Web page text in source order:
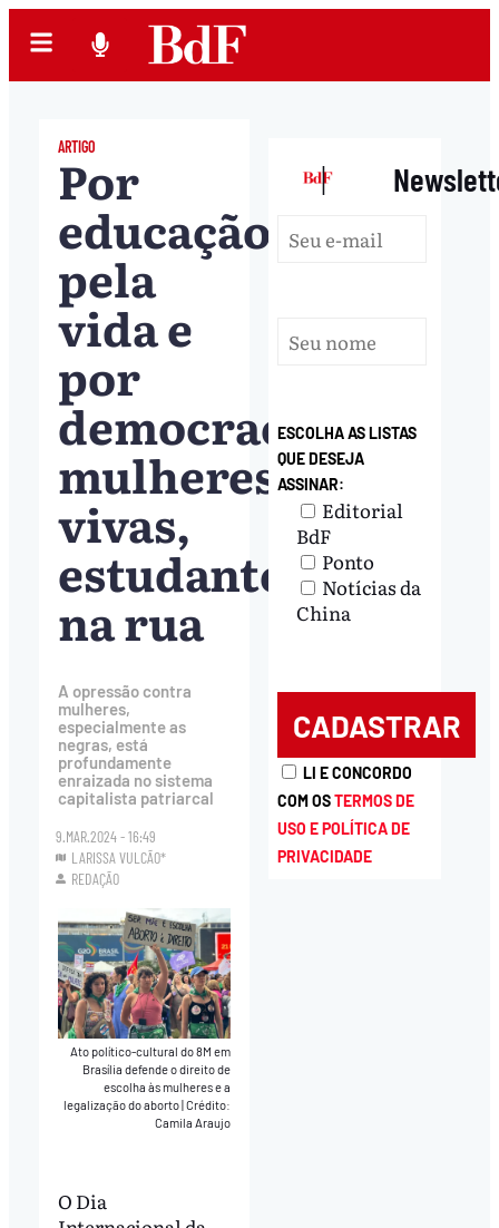
ARTIGO
Por
educação,
pela
vida e
por
democracia:
mulheres
vivas,
estudantes
na rua
A opressão contra
mulheres,
especialmente as
negras, está
profundamente
enraizada no sistema
capitalista patriarcal
9.MAR.2024 - 16:49
LARISSA VULCÃO*
REDAÇÃO
Ato político-cultural do 8M em
Brasília defende o direito de
escolha às mulheres e a
legalização do aborto|Crédito:
Camila Araujo
O Dia
|
ESCOLHA AS LISTAS
QUE DESEJA
ASSINAR:
Editorial
BdF
Ponto
Notícias da
China
LI E CONCORDO
COM OSTERMOS DE
USO E POLÍTICA DE
PRIVACIDADE